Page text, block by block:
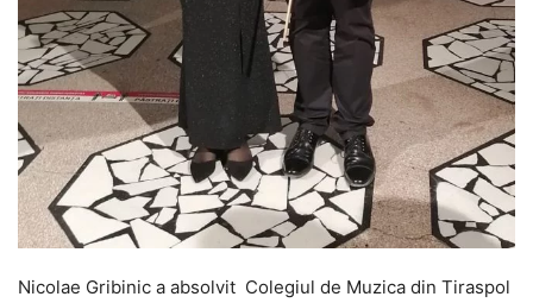
Nicolae Gribinic a absolvit Colegiul de Muzica din Tiraspol